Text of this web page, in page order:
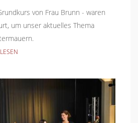
von Frau Brunn - waren
um unser aktuelles Thema